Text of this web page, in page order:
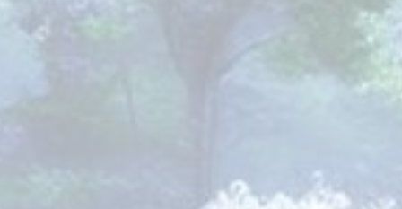
Bracelets pierres naturelles